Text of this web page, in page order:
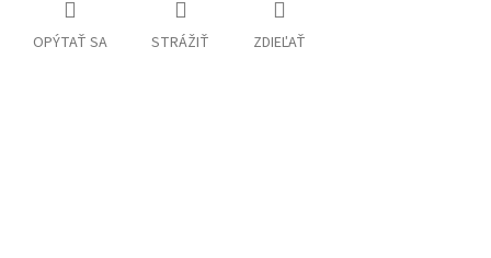
OPÝTAŤ SA STRÁŽIŤ ZDIEĽAŤ